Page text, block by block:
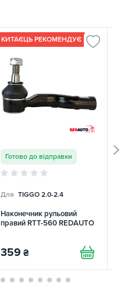
КИТАЄЦЬ РЕКОМЕНДУЄ
Готово до відправки
Для TIGGO 2.0-2.4
Наконечник рульовий
правий RTT-560 REDAUTO
359 ₴